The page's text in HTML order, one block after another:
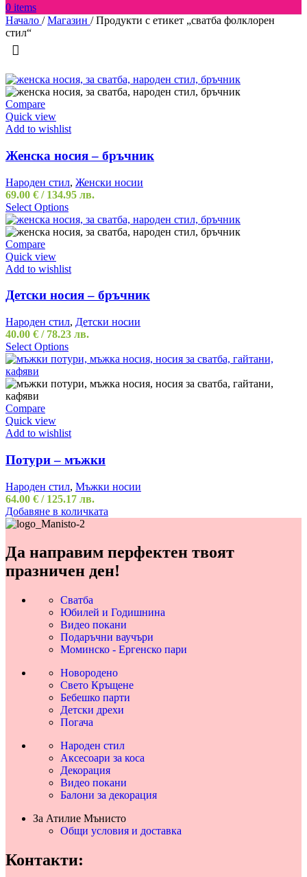
0 items
Начало / Магазин / Продукти с етикет „сватба фолклорен
стил“
Compare
Quick view
Add to wishlist
Женска носия – бръчник
Народен стил, Женски носии
69.00 € / 134.95 лв.
Select Options
Compare
Quick view
Add to wishlist
Детски носия – бръчник
Народен стил, Детски носии
40.00 € / 78.23 лв.
Select Options
Compare
Quick view
Add to wishlist
Потури – мъжки
Народен стил, Мъжки носии
64.00 € / 125.17 лв.
Добавяне в количката
Да направим перфектен твоят
празничен ден!
Сватба
Юбилей и Годишнина
Видео покани
Подаръчни ваучъри
Моминско - Ергенско пари
Новородено
Свето Кръщене
Бебешко парти
Детски дрехи
Погача
Народен стил
Аксесоари за коса
Декорация
Видео покани
Балони за декорация
За Атилие Мънисто
Общи условия и доставка
Контакти: